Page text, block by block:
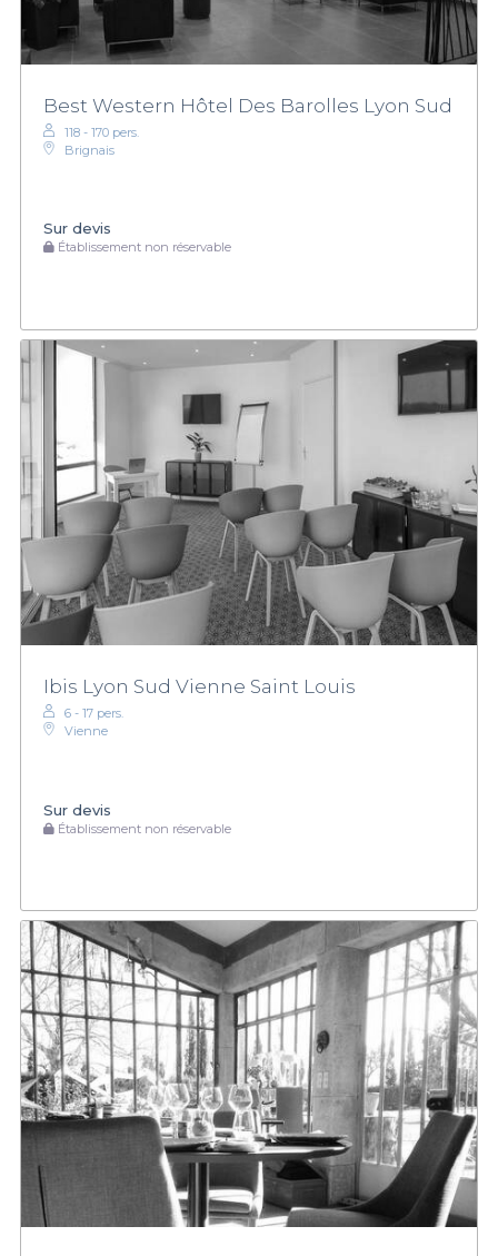
Best Western Hôtel Des Barolles Lyon Sud
118 - 170 pers.
Brignais
Sur devis
Établissement non réservable
Ibis Lyon Sud Vienne Saint Louis
6 - 17 pers.
Vienne
Sur devis
Établissement non réservable